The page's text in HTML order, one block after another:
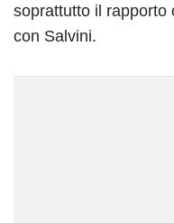
soprattutto il rapporto
con Salvini.